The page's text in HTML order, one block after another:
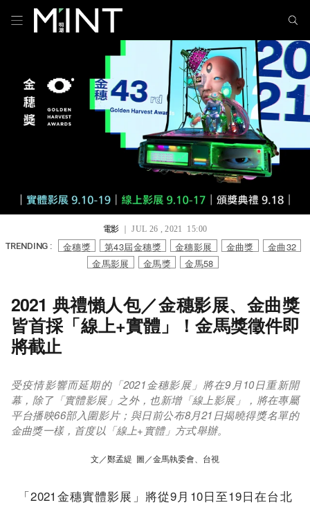
電影｜ JUL 26 , 2021 15:00
TRENDING : 金穗獎 第43屆金穗獎 金穗影展 金曲獎
金曲32
金馬影展
金馬獎 金馬58
2021 典禮懶人包／金穗影展、金曲獎
皆首採「線上+實體」！金馬獎徵件即
將截止
受疫情影響而延期的「2021金穗影展」將在9月10日重新開
幕，除了「實體影展」之外，也新增「線上影展」，將在專屬
平台播映66部入圍影片；與日前公布8月21日揭曉得獎名單的
金曲獎一樣，首度以「線上+實體」方式舉辦。
文／鄭孟緹 圖／金馬執委會、台視
「2021金穗實體影展」將從9月10日至19日在台北